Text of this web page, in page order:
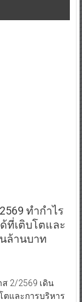
ทำกำไร
ที่เติบโตและ
ล้านบาท
2/2569 เดิน
ตและการบริหาร